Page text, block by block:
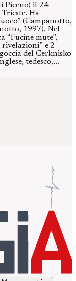
Piceno) il 24
Ha
(Campanotto,
1997). Nel
“Fucine mute”,
e 2
del Cerknisko
tedesco,...